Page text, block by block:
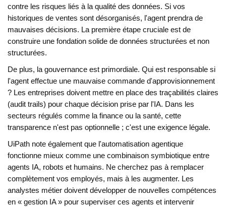
contre les risques liés à la qualité des données. Si vos
historiques de ventes sont désorganisés, l'agent prendra de
mauvaises décisions. La première étape cruciale est de
construire une fondation solide de données structurées et non
structurées.
De plus, la gouvernance est primordiale. Qui est responsable si
l'agent effectue une mauvaise commande d'approvisionnement
? Les entreprises doivent mettre en place des traçabilités claires
(audit trails) pour chaque décision prise par l'IA. Dans les
secteurs régulés comme la finance ou la santé, cette
transparence n'est pas optionnelle ; c'est une exigence légale.
UiPath note également que l'automatisation agentique
fonctionne mieux comme une combinaison symbiotique entre
agents IA, robots et humains. Ne cherchez pas à remplacer
complètement vos employés, mais à les augmenter. Les
analystes métier doivent développer de nouvelles compétences
en « gestion IA » pour superviser ces agents et intervenir